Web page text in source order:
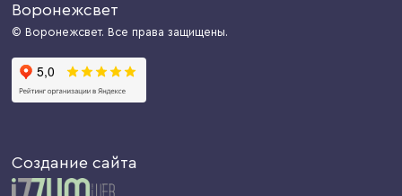
Воронежсвет
© Воронежсвет. Все права защищены.
Создание сайта